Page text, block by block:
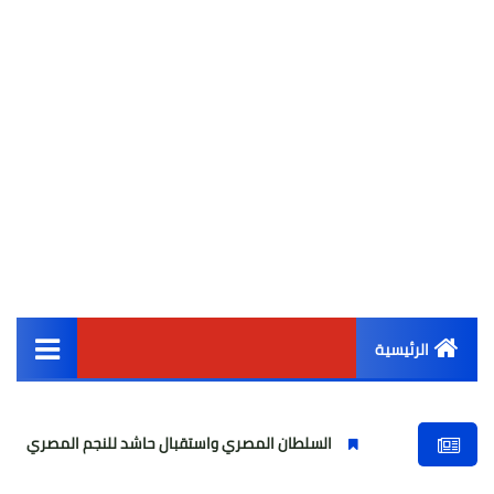
الرئيسية
أخبار مصر
السلطان المصري واستقبال حاشد للنجم المصري مولودية